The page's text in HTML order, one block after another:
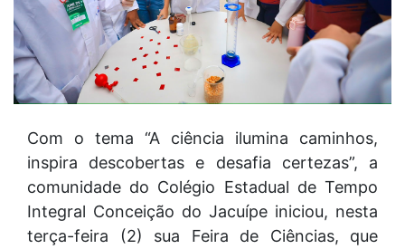
Com o tema “A ciência ilumina caminhos,
inspira descobertas e desafia certezas”, a
comunidade do Colégio Estadual de Tempo
Integral Conceição do Jacuípe iniciou, nesta
terça-feira (2) sua Feira de Ciências, que